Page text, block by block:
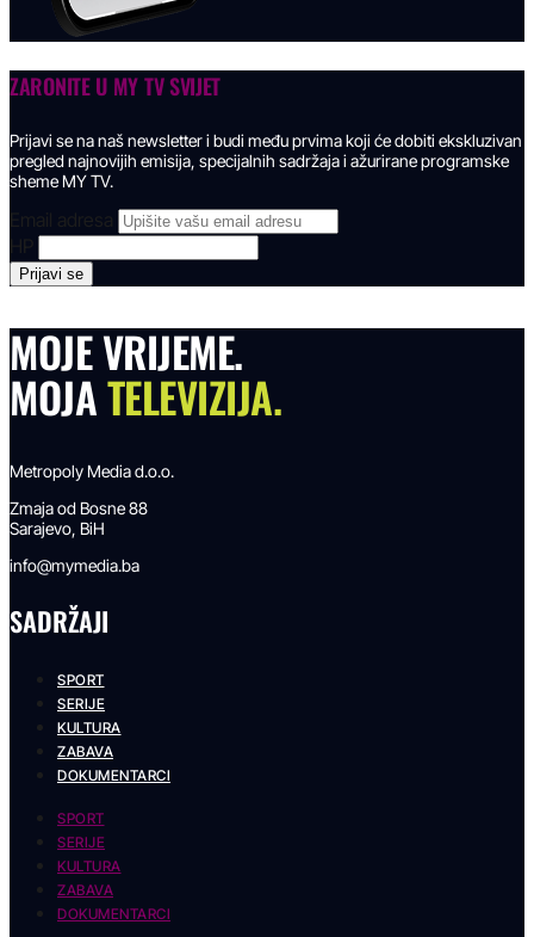
ZARONITE U MY TV SVIJET
Prijavi se na naš newsletter i budi među prvima koji će dobiti ekskluzivan
pregled najnovijih emisija, specijalnih sadržaja i ažurirane programske
sheme MY TV.
Email adresa
MOJE VRIJEME.
MOJATELEVIZIJA.
Metropoly Media d.o.o.
Zmaja od Bosne 88
Sarajevo, BiH
info@mymedia.ba
SADRŽAJI
SPORT
SERIJE
KULTURA
ZABAVA
DOKUMENTARCI
SPORT
SERIJE
KULTURA
ZABAVA
DOKUMENTARCI